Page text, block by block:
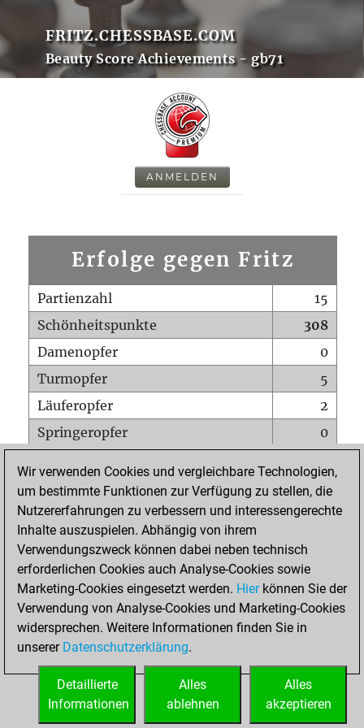
FRITZ.CHESSBASE.COM
Beauty Score Achievements - gb71
ANMELDEN
Erfolge gegen Fritz
Partienzahl
15
Schönheitspunkte
308
Damenopfer
0
Turmopfer
5
Läuferopfer
2
Springeropfer
0
Matt auf vollem Brett
0
Bauer setzt Matt
0
Erstickte Matts
Unterverwandlungen
Türme auf der siebten
0
STARTSEITE
Wir verwenden Cookies und vergleichbare Technologien,
um bestimmte Funktionen zur Verfügung zu stellen, die
Nutzererfahrungen zu verbessern und interessengerechte
Inhalte auszuspielen. Abhängig von ihrem
Verwendungszweck können dabei neben technisch
erforderlichen Cookies auch Analyse-Cookies sowie
Marketing-Cookies eingesetzt werden. Hierkönnen Sie der
Verwendung von Analyse-Cookies und Marketing-Cookies
widersprechen. Weitere Informationen finden Sie in
unserer Datenschutzerklärung.
Alles
akzeptieren
Alles
ablehnen
Detaillierte
Informationen